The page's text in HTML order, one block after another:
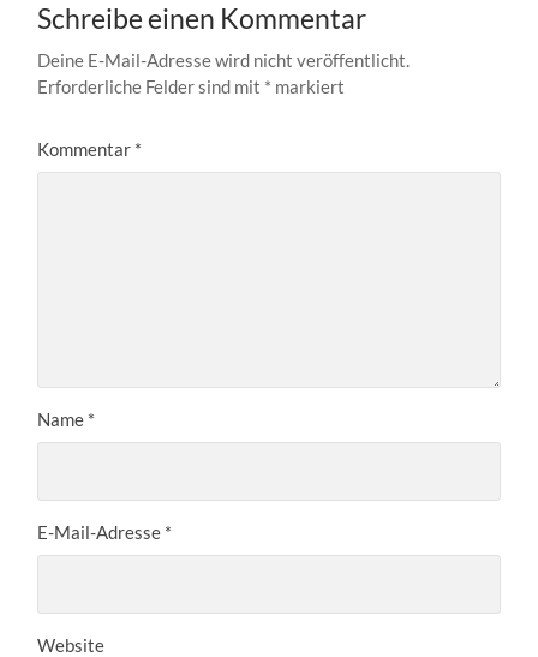
Schreibe einen Kommentar
Deine E-Mail-Adresse wird nicht veröffentlicht.
Erforderliche Felder sind mit * markiert
Kommentar *
Name *
E-Mail-Adresse *
Website